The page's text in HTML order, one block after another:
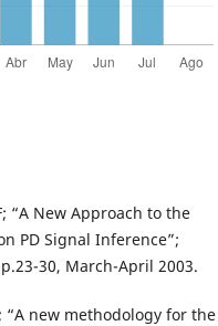
“A New Approach to the
PD Signal Inference”;
30, March-April 2003.
“A new methodology for the